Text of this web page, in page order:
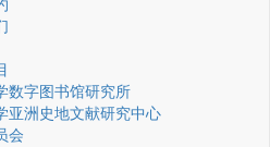
数字图书馆研究所
亚洲史地文献研究中心
会